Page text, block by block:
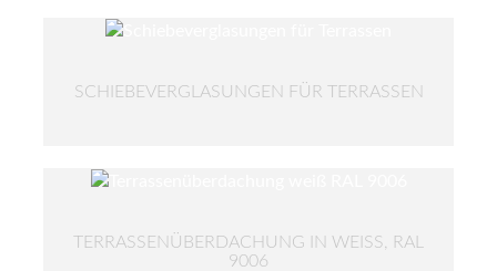
SCHIEBEVERGLASUNGEN FÜR TERRASSEN
TERRASSENÜBERDACHUNG IN WEISS, RAL 9
006